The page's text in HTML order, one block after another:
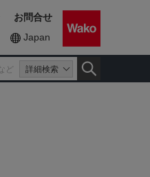
詳細検索
Japan
お問合せ